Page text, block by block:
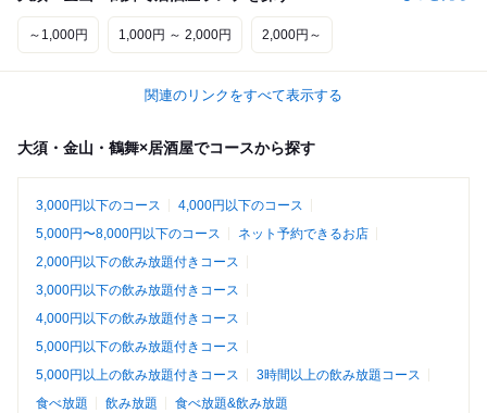
～1,000円 1,000円 ～ 2,000円 2,000円～
関連のリンクをすべて表示する
大須・金山・鶴舞×居酒屋でコースから探す
3,000円以下のコース
4,000円以下のコース
5,000円〜8,000円以下のコース
ネット予約できるお店
2,000円以下の飲み放題付きコース
3,000円以下の飲み放題付きコース
4,000円以下の飲み放題付きコース
5,000円以下の飲み放題付きコース
5,000円以上の飲み放題付きコース
3時間以上の飲み放題コース
食べ放題
飲み放題 食べ放題&飲み放題